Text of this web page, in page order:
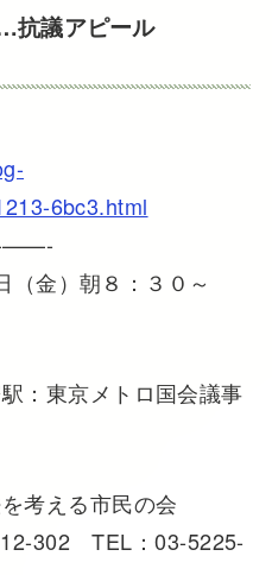
抗議アピール
6bc3.html
金）朝８：３０～
：東京メトロ国会議事
考える市民の会
302 TEL：03-5225-